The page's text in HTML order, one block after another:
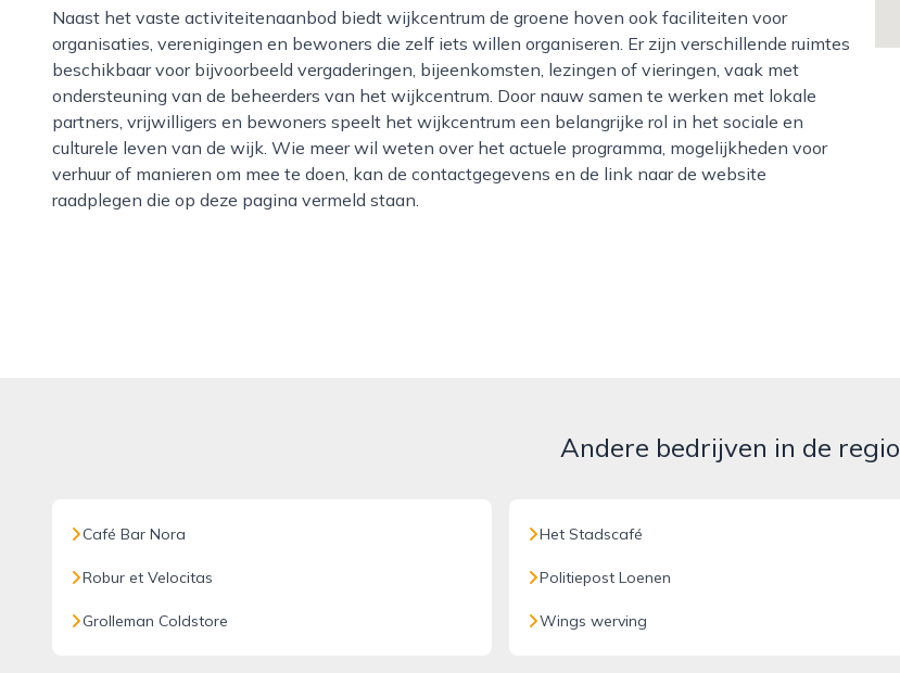
Naast het vaste activiteitenaanbod biedt wijkcentrum de groene hoven ook faciliteiten voor
organisaties, verenigingen en bewoners die zelf iets willen organiseren. Er zijn verschillende ruimtes
beschikbaar voor bijvoorbeeld vergaderingen, bijeenkomsten, lezingen of vieringen, vaak met
ondersteuning van de beheerders van het wijkcentrum. Door nauw samen te werken met lokale
partners, vrijwilligers en bewoners speelt het wijkcentrum een belangrijke rol in het sociale en
culturele leven van de wijk. Wie meer wil weten over het actuele programma, mogelijkheden voor
verhuur of manieren om mee te doen, kan de contactgegevens en de link naar de website
raadplegen die op deze pagina vermeld staan.
Andere bedrijven in de regio
Café Bar Nora
Robur et Velocitas
Grolleman Coldstore
Het Stadscafé
Politiepost Loenen
Wings werving